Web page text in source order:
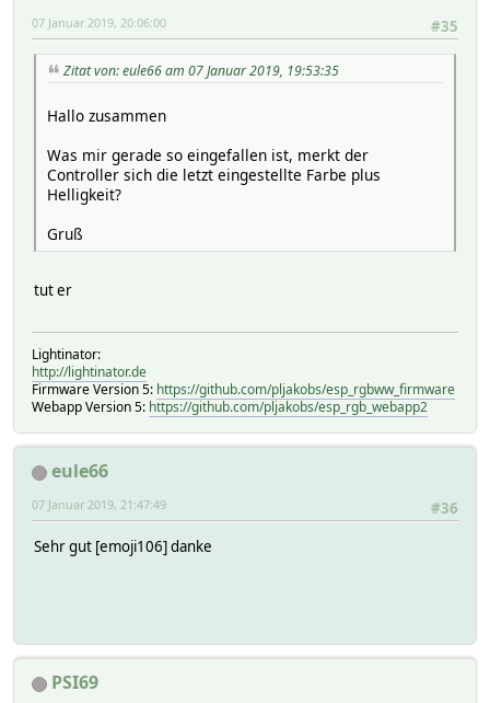
#35
07 Januar 2019, 20:06:00
Zitat von: eule66 am 07 Januar 2019, 19:53:35
Hallo zusammen
Was mir gerade so eingefallen ist, merkt der
Controller sich die letzt eingestellte Farbe plus
Helligkeit?
Gruß
tut er
Lightinator:
http://lightinator.de
Firmware Version 5: https://github.com/pljakobs/esp_rgbww_firmware
Webapp Version 5: https://github.com/pljakobs/esp_rgb_webapp2
eule66
#36
07 Januar 2019, 21:47:49
Sehr gut [emoji106] danke
PSI69